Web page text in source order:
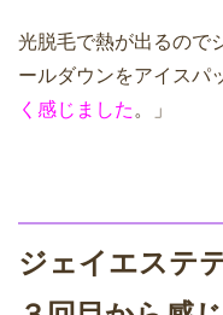
光脱毛で熱が出るので
ールダウンをアイスパ
く感じました 。」
ジェイエステ